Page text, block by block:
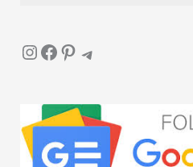
InstagramFacebook Pinterest Telegram